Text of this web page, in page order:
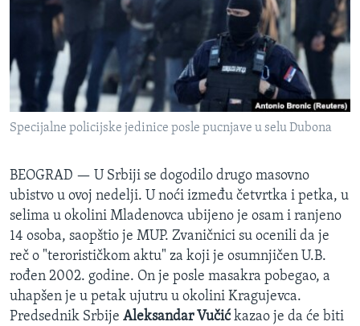
SPORT
INTERVJU
Specijalne policijske jedinice posle pucnjave u selu Dubona
BEOGRAD — U Srbiji se dogodilo drugo masovno
ubistvo u ovoj nedelji. U noći između četvrtka i petka, u
selima u okolini Mladenovca ubijeno je osam i ranjeno
14 osoba, saopštio je MUP. Zvaničnici su ocenili da je
reč o "terorističkom aktu" za koji je osumnjičen U.B.
rođen 2002. godine. On je posle masakra pobegao, a
uhapšen je u petak ujutru u okolini Kragujevca.
Predsednik Srbije Aleksandar Vučićkazao je da će biti